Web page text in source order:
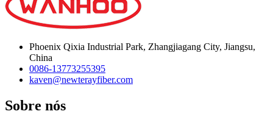
Phoenix Qixia Industrial Park, Zhangjiagang City, Jiangsu,
China
0086-13773255395
kaven@newterayfiber.com
Sobre nós